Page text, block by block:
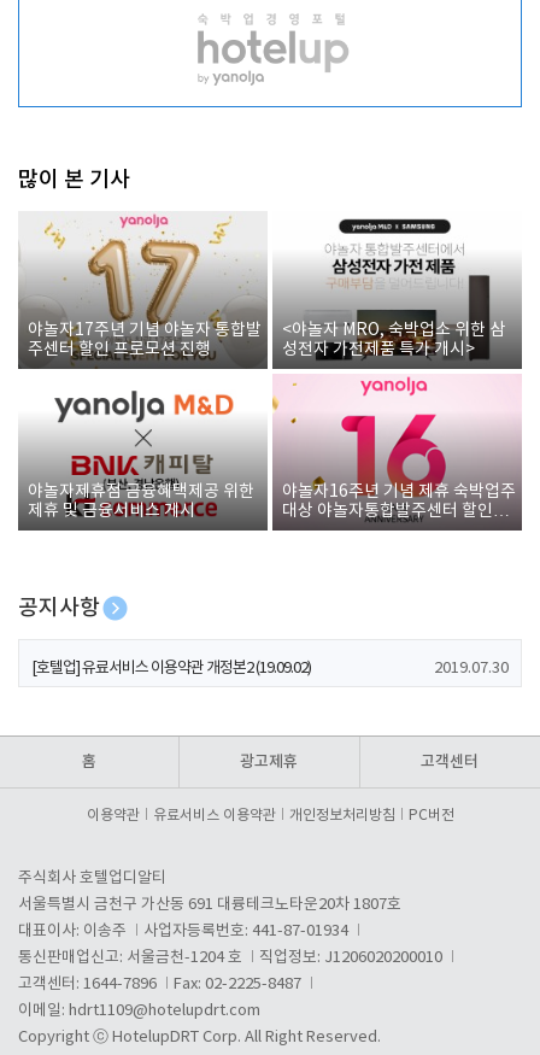
많이 본 기사
야놀자17주년 기념 야놀자 통합발
주센터 할인 프로모션 진행
<야놀자 MRO, 숙박업소 위한 삼
성전자 가전제품 특가 개시>
야놀자제휴점 금융혜택제공 위한
제휴 및 금융서비스 게시
야놀자16주년 기념 제휴 숙박업주
대상 야놀자통합발주센터 할인쿠
폰 증정
공지사항
[호텔업] 개인정보 처리방침 개정본1 (19.09.02)
[호텔업] 유료서비스 이용약관 개정본2 (19.09.02) 2019.07.30
홈 광고제휴 고객센터
이용약관 유료서비스 이용약관 개인정보처리방침 PC버전
주식회사 호텔업디알티
서울특별시 금천구 가산동 691 대륭테크노타운20차 1807호
대표이사: 이송주
사업자등록번호: 441-87-01934
통신판매업신고: 서울금천-1204 호
직업정보: J1206020200010
고객센터: 1644-7896
Fax: 02-2225-8487
이메일: hdrt1109@hotelupdrt.com
Copyright ⓒ HotelupDRT Corp. All Right Reserved.